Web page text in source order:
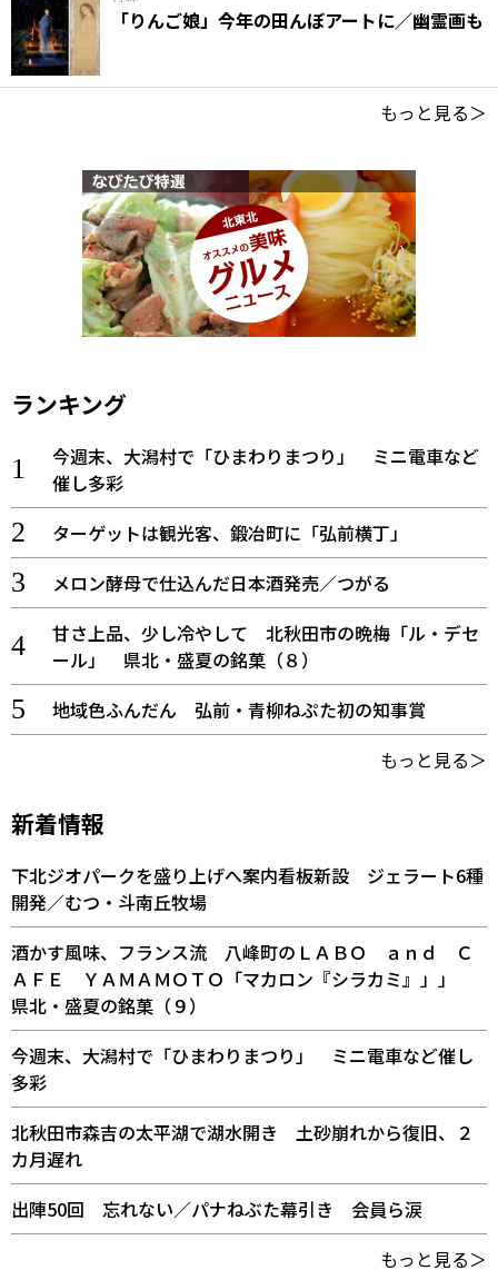
「りんご娘」今年の田んぼアートに／幽霊画も
もっと見る＞
ランキング
今週末、大潟村で「ひまわりまつり」 ミニ電車など
催し多彩
ターゲットは観光客、鍛冶町に「弘前横丁」
メロン酵母で仕込んだ日本酒発売／つがる
甘さ上品、少し冷やして 北秋田市の晩梅「ル・デセ
ール」 県北・盛夏の銘菓（８）
地域色ふんだん 弘前・青柳ねぷた初の知事賞
もっと見る＞
新着情報
下北ジオパークを盛り上げへ案内看板新設 ジェラート6種
開発／むつ・斗南丘牧場
酒かす風味、フランス流 八峰町のＬＡＢＯ ａｎｄ Ｃ
ＡＦＥ ＹＡＭＡＭＯＴＯ「マカロン『シラカミ』」」
県北・盛夏の銘菓（９）
今週末、大潟村で「ひまわりまつり」 ミニ電車など催し
多彩
北秋田市森吉の太平湖で湖水開き 土砂崩れから復旧、２
カ月遅れ
出陣50回 忘れない／パナねぶた幕引き 会員ら涙
もっと見る＞